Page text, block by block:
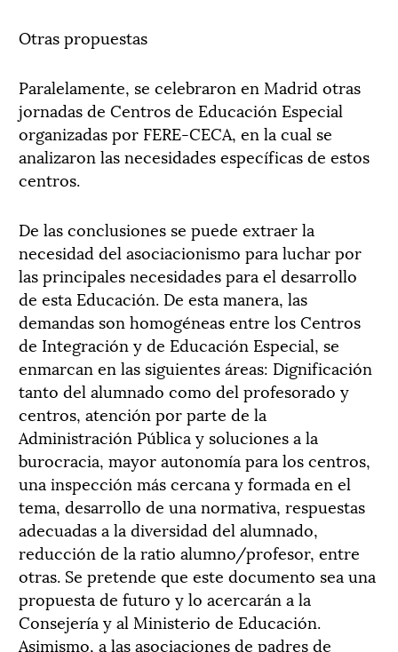
Otras propuestas
Paralelamente, se celebraron en Madrid otras
jornadas de Centros de Educación Especial
organizadas por FERE-CECA, en la cual se
analizaron las necesidades específicas de estos
centros.
De las conclusiones se puede extraer la
necesidad del asociacionismo para luchar por
las principales necesidades para el desarrollo
de esta Educación. De esta manera, las
demandas son homogéneas entre los Centros
de Integración y de Educación Especial, se
enmarcan en las siguientes áreas: Dignificación
tanto del alumnado como del profesorado y
centros, atención por parte de la
Administración Pública y soluciones a la
burocracia, mayor autonomía para los centros,
una inspección más cercana y formada en el
tema, desarrollo de una normativa, respuestas
adecuadas a la diversidad del alumnado,
reducción de la ratio alumno/profesor, entre
otras. Se pretende que este documento sea una
propuesta de futuro y lo acercarán a la
Consejería y al Ministerio de Educación.
Asimismo, a las asociaciones de padres de